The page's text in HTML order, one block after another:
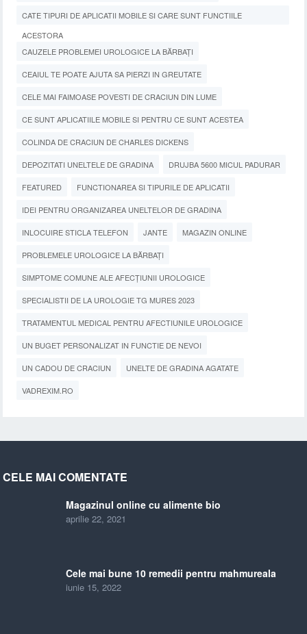
CATE TIPURI DE APLICATII MOBILE SI CARE SUNT FUNCTIILE
ACESTORA
CAUZELE PROBLEMEI UROLOGICE LA BĂRBAȚI
CEAIUL TE POATE AJUTA SA PIERZI IN GREUTATE
CELE MAI FAIMOASE POVESTI DE CRACIUN DIN LUME
CE SUNT APLICATIILE MOBILE SI PENTRU CE SUNT ACESTEA
COLINDA DE CRACIUN DE CHARLES DICKENS
DEPOZITATI UNELTELE DE GRADINA DRUJBA 5600 MICUL PADURAR
FEATURED FUNCTIONAREA SI TIPURILE DE APLICATII
IDEI PENTRU ORGANIZAREA UNELTELOR DE GRADINA
INLOCUIRE STICLA TELEFON JANTE MAGAZIN ONLINE
PROBLEMELE UROLOGICE LA BĂRBAȚI
SIMPTOME COMUNE ALE AFECȚIUNII UROLOGICE
SPECIALISTII DE LA UROLOGIE TG MURES 2023
TRATAMENTUL MEDICAL PENTRU AFECTIUNILE UROLOGICE
UN BUGET PERSONALIZAT IN FUNCTIE DE NEVOI
UN CADOU DE CRACIUN UNELTE DE GRADINA AGATATE
VADREXIM.RO
CELE MAI COMENTATE
Magazinul online cu alimente bio
aprilie 22, 2021
Cele mai bune 10 remedii pentru mahmureala
iunie 15, 2022